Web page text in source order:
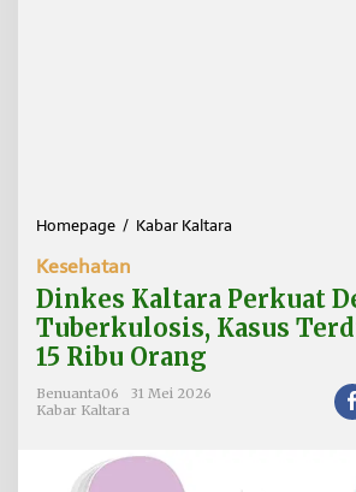
Homepage / Kabar Kaltara
k
e
s
Kesehatan
Dinkes Kaltara Perkuat
Tuberkulosis, Kasus
15 Ribu Orang
Benuanta06
31 Mei 2026
Kabar Kaltara